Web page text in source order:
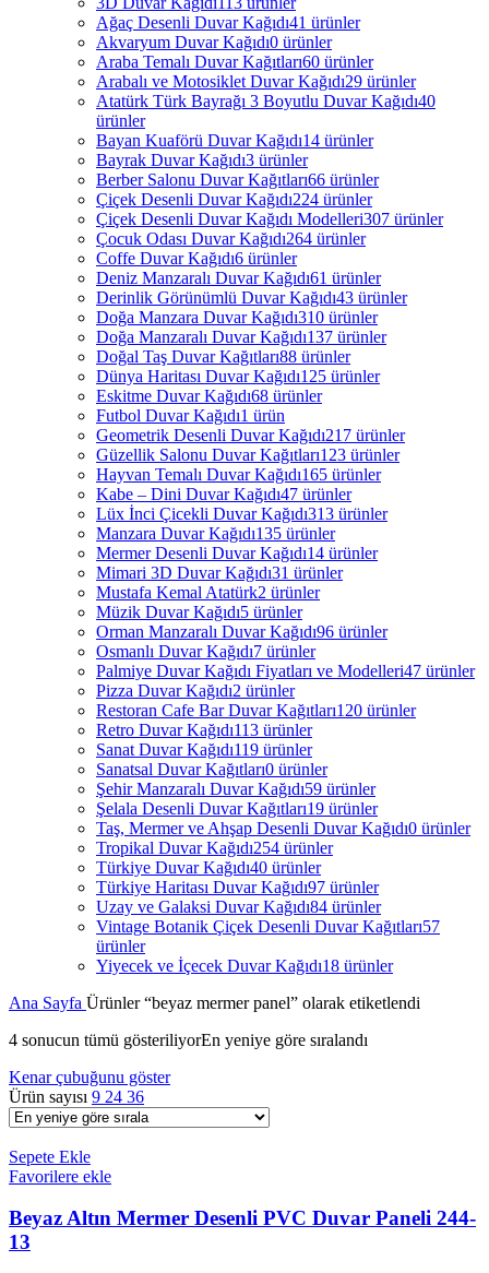
Ağaç Desenli Duvar Kağıdı41 ürünler
Akvaryum Duvar Kağıdı0 ürünler
Araba Temalı Duvar Kağıtları60 ürünler
Arabalı ve Motosiklet Duvar Kağıdı29 ürünler
Atatürk Türk Bayrağı 3 Boyutlu Duvar Kağıdı40
ürünler
Bayan Kuaförü Duvar Kağıdı14 ürünler
Bayrak Duvar Kağıdı3 ürünler
Berber Salonu Duvar Kağıtları66 ürünler
Çiçek Desenli Duvar Kağıdı224 ürünler
Çiçek Desenli Duvar Kağıdı Modelleri307 ürünler
Çocuk Odası Duvar Kağıdı264 ürünler
Coffe Duvar Kağıdı6 ürünler
Deniz Manzaralı Duvar Kağıdı61 ürünler
Derinlik Görünümlü Duvar Kağıdı43 ürünler
Doğa Manzara Duvar Kağıdı310 ürünler
Doğa Manzaralı Duvar Kağıdı137 ürünler
Doğal Taş Duvar Kağıtları88 ürünler
Dünya Haritası Duvar Kağıdı125 ürünler
Eskitme Duvar Kağıdı68 ürünler
Futbol Duvar Kağıdı1 ürün
Geometrik Desenli Duvar Kağıdı217 ürünler
Güzellik Salonu Duvar Kağıtları123 ürünler
Hayvan Temalı Duvar Kağıdı165 ürünler
Kabe – Dini Duvar Kağıdı47 ürünler
Lüx İnci Çicekli Duvar Kağıdı313 ürünler
Manzara Duvar Kağıdı135 ürünler
Mermer Desenli Duvar Kağıdı14 ürünler
Mimari 3D Duvar Kağıdı31 ürünler
Mustafa Kemal Atatürk2 ürünler
Müzik Duvar Kağıdı5 ürünler
Orman Manzaralı Duvar Kağıdı96 ürünler
Osmanlı Duvar Kağıdı7 ürünler
Palmiye Duvar Kağıdı Fiyatları ve Modelleri47 ürünler
Pizza Duvar Kağıdı2 ürünler
Restoran Cafe Bar Duvar Kağıtları120 ürünler
Retro Duvar Kağıdı113 ürünler
Sanat Duvar Kağıdı119 ürünler
Sanatsal Duvar Kağıtları0 ürünler
Şehir Manzaralı Duvar Kağıdı59 ürünler
Şelala Desenli Duvar Kağıtları19 ürünler
Taş, Mermer ve Ahşap Desenli Duvar Kağıdı0 ürünler
Tropikal Duvar Kağıdı254 ürünler
Türkiye Duvar Kağıdı40 ürünler
Türkiye Haritası Duvar Kağıdı97 ürünler
Uzay ve Galaksi Duvar Kağıdı84 ürünler
Vintage Botanik Çiçek Desenli Duvar Kağıtları57
ürünler
Yiyecek ve İçecek Duvar Kağıdı18 ürünler
Ana Sayfa Ürünler “beyaz mermer panel” olarak etiketlendi
4 sonucun tümü gösteriliyorEn yeniye göre sıralandı
Kenar çubuğunu göster
Ürün sayısı 9 24 36
Sepete Ekle
Favorilere ekle
Beyaz Altın Mermer Desenli PVC Duvar Paneli 244-
13